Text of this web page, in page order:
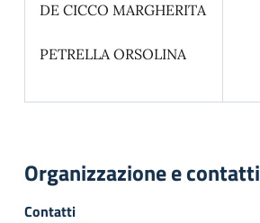
DE CICCO MARGHERITA
PETRELLA ORSOLINA
Organizzazione e contatti
Contatti